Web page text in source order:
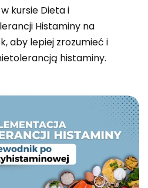
kursie Dieta i
Histaminy na
aby lepiej zrozumieć i
histaminy.